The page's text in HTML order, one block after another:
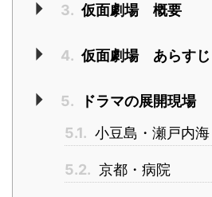
3. 仮面劇場 概要
4. 仮面劇場 あらすじ
5.
ドラマの展開現場
5.1. 小豆島・瀬戸内海
5.2. 京都・病院